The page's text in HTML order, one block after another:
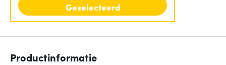
Geselecteerd
Productinformatie